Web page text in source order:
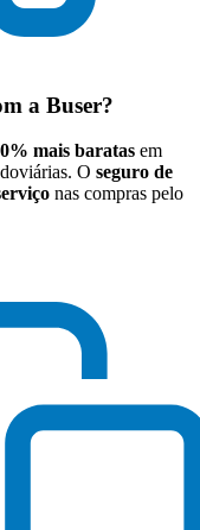
a Buser?
mais baratas em
O seguro de
nas compras pelo